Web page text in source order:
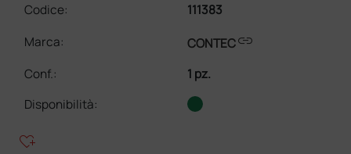
Codice:
111383
Marca:
CONTEClink
Conf.:
1 pz.
Disponibilità:
heart_plus